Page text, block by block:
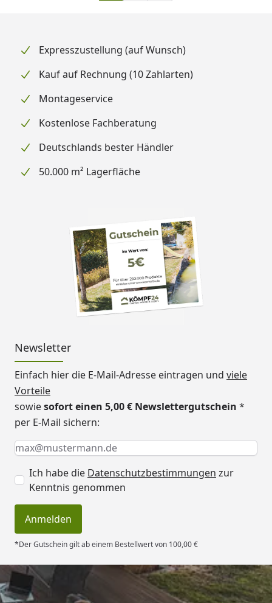
Expresszustellung (auf Wunsch)
Kauf auf Rechnung (10 Zahlarten)
Montageservice
Kostenlose Fachberatung
Deutschlands bester Händler
50.000 m² Lagerfläche
Newsletter
Einfach hier die E-Mail-Adresse eintragen und viele
Vorteile
sowiesofort einen 5,00 € Newslettergutschein *
per E-Mail sichern:
Keine Eingabe erforderlich
Eingabe erforderlich
E-Mail *
Ich habe die Datenschutzbestimmungen zur
Kenntnis genommen
Anmelden
*Der Gutschein gilt ab einem Bestellwert von 100,00 €